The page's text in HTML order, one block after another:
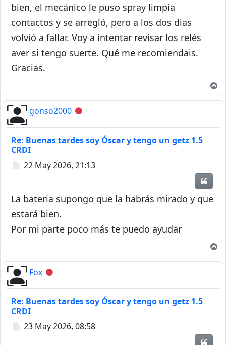
bien, el mecánico le puso spray limpia
contactos y se arregló, pero a los dos dias
volvió a fallar. Voy a intentar revisar los relés
aver si tengo suerte. Qué me recomiendais.
Gracias.
gonso2000 Desconectado
Re: Buenas tardes soy Óscar y tengo un getz 1.5
CRDI
Mensaje
22 May 2026, 21:13
La bateria supongo que la habrás mirado y que
estará bien.
Por mi parte poco más te puedo ayudar
Fox Desconectado
Re: Buenas tardes soy Óscar y tengo un getz 1.5
CRDI
Mensaje
23 May 2026, 08:58